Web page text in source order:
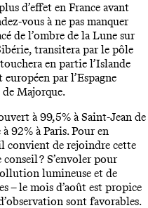
d’effet en France avant
vous à ne pas manquer
de l’ombre de la Lune sur
transitera par le pôle
en partie l’Islande
par l’Espagne
de Majorque.
à 99,5% à Saint-Jean de
92% à Paris. Pour en
de rejoindre cette
? S’envoler pour
lumineuse et de
– le mois d’août est propice
sont favorables.